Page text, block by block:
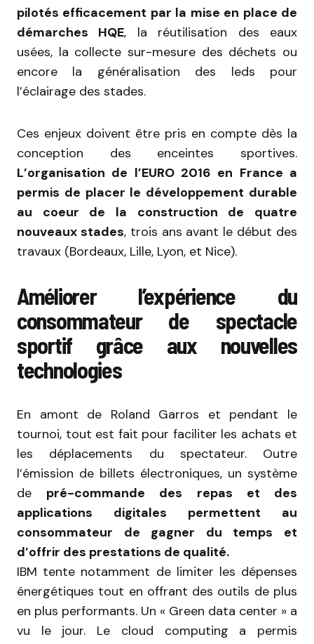
pilotés efficacement par la mise en place de
démarches HQE, la réutilisation des eaux
usées, la collecte sur-mesure des déchets ou
encore la généralisation des leds pour
l’éclairage des stades.
Ces enjeux doivent être pris en compte dès la
conception des enceintes sportives.
L’organisation de l’EURO 2016 en France a
permis de placer le développement durable
au coeur de la construction de quatre
nouveaux stades, trois ans avant le début des
travaux (Bordeaux, Lille, Lyon, et Nice).
Améliorer l’expérience du
consommateur de spectacle
sportif grâce aux nouvelles
technologies
En amont de Roland Garros et pendant le
tournoi, tout est fait pour faciliter les achats et
les déplacements du spectateur. Outre
l’émission de billets électroniques, un système
de pré-commande des repas et des
applications digitales permettent au
consommateur de gagner du temps et
d’offrir des prestations de qualité.
IBM tente notamment de limiter les dépenses
énergétiques tout en offrant des outils de plus
en plus performants. Un « Green data center » a
vu le jour. Le cloud computing a permis